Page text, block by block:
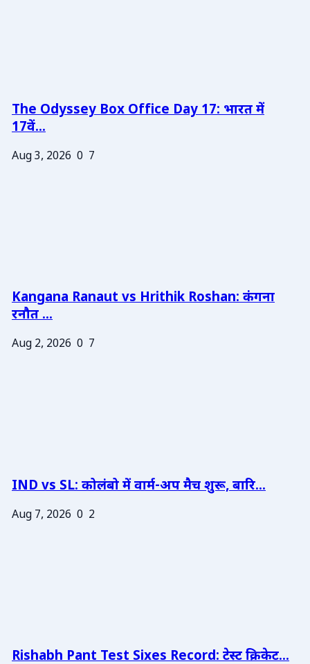
The Odyssey Box Office Day 17: भारत में
17वें...
Aug 3, 2026 0 7
Kangana Ranaut vs Hrithik Roshan: कंगना
रनौत ...
Aug 2, 2026 0 7
IND vs SL: कोलंबो में वार्म-अप मैच शुरू, बारि...
Aug 7, 2026 0 2
Rishabh Pant Test Sixes Record: टेस्ट क्रिकेट...